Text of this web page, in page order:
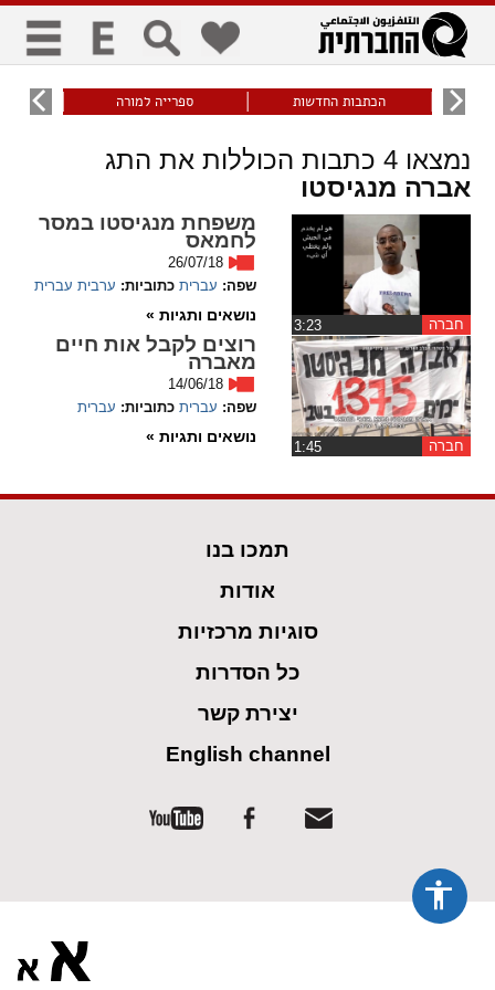
כללי
visibility_off
ביטול הבהובים
keyboard
ניווט מקלדת
title
סימון כותרות
זום
zoom_out
התרחק
zoom_in
גופנים
remove_circle_outline
Decrease font
add_circle_outline
Increase font
spellcheck
flag
הכתבות החדשות ספרייה למורה עוני
נמצאו4 כתבות הכוללות את התג
אברה מנגיסטו
חברה
משפחת מנגיסטו במסר
לחמאס
26/07/18
שפה: עברית כתוביות: ערבית עברית
נושאים ותגיות »
חברה
רוצים לקבל אות חיים
מאברה
14/06/18
שפה: עברית כתוביות: עברית
נושאים ותגיות »
תמכו בנו
אודות
סוגיות מרכזיות
כל הסדרות
יצירת קשר
English channel